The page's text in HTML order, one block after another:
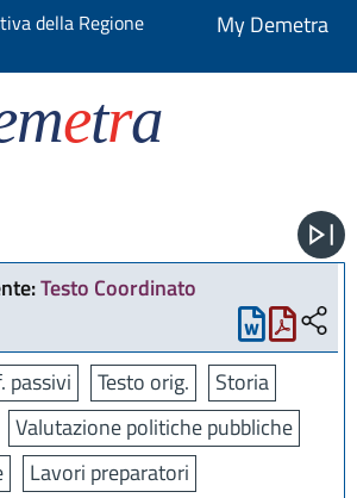
della Regione
My Demetra
etra
Testo Coordinato
passivi Testo orig.
Storia
Valutazione politiche pubbliche
Lavori preparatori